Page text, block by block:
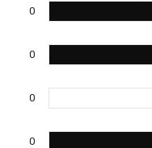
0
0
0
0